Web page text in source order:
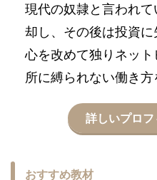
現代の奴隷と言われ
却し、その後は投資に
心を改めて独りネッ
所に縛られない働き方
詳しいプロ
おすすめ教材